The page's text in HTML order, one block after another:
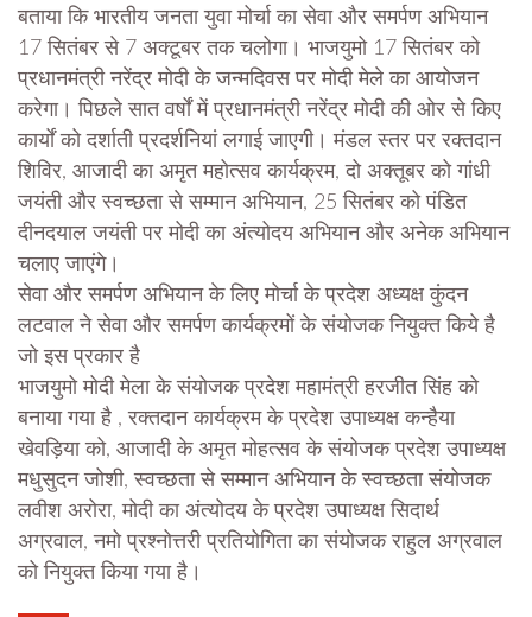
बताया कि भारतीय जनता युवा मोर्चा का सेवा और समर्पण अभियान
17 सितंबर से 7 अक्टूबर तक चलोगा। भाजयुमो 17 सितंबर को
प्रधानमंत्री नरेंद्र मोदी के जन्मदिवस पर मोदी मेले का आयोजन
करेगा। पिछले सात वर्षों में प्रधानमंत्री नरेंद्र मोदी की ओर से किए
कार्यों को दर्शाती प्रदर्शनियां लगाई जाएगी। मंडल स्तर पर रक्तदान
शिविर, आजादी का अमृत महोत्सव कार्यक्रम, दो अक्तूबर को गांधी
जयंती और स्वच्छता से सम्मान अभियान, 25 सितंबर को पंडित
दीनदयाल जयंती पर मोदी का अंत्योदय अभियान और अनेक अभियान
चलाए जाएंगे।
सेवा और समर्पण अभियान के लिए मोर्चा के प्रदेश अध्यक्ष कुंदन
लटवाल ने सेवा और समर्पण कार्यक्रमों के संयोजक नियुक्त किये है
जो इस प्रकार है
भाजयुमो मोदी मेला के संयोजक प्रदेश महामंत्री हरजीत सिंह को
बनाया गया है , रक्तदान कार्यक्रम के प्रदेश उपाध्यक्ष कन्हैया
खेवड़िया को, आजादी के अमृत मोहत्सव के संयोजक प्रदेश उपाध्यक्ष
मधुसुदन जोशी, स्वच्छता से सम्मान अभियान के स्वच्छता संयोजक
लवीश अरोरा, मोदी का अंत्योदय के प्रदेश उपाध्यक्ष सिदार्थ
अग्रवाल, नमो प्रश्नोत्तरी प्रतियोगिता का संयोजक राहुल अग्रवाल
को नियुक्त किया गया है।